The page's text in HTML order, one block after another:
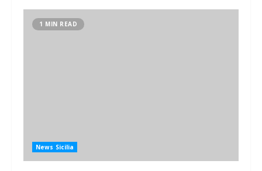
1 MIN READ
News Sicilia